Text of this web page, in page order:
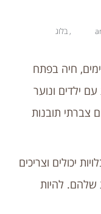
, בלוג
חיה בפתח
ילדים ונוער
צברתי תובנות
יכולים וצריכים
שלהם. להיות